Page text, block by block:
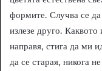
формите. Случва се да
излезе друго.
направя, стига да ми
да се старая, никога